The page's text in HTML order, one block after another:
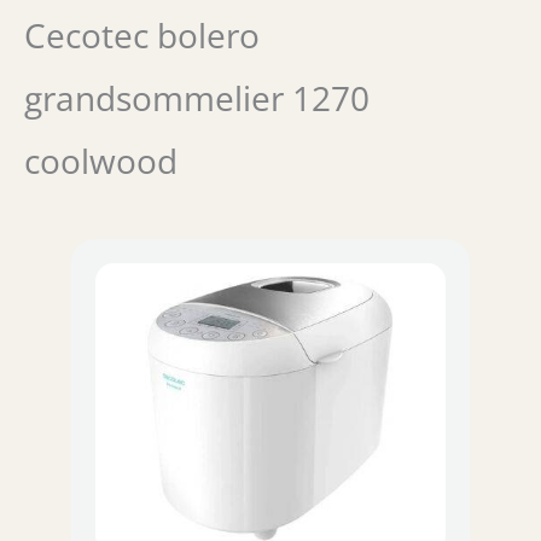
Cecotec bolero
grandsommelier 1270
coolwood